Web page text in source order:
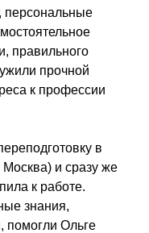
персональные
правильного
прочной
к профессии
в
и сразу же
к работе.
знания,
помогли Ольге